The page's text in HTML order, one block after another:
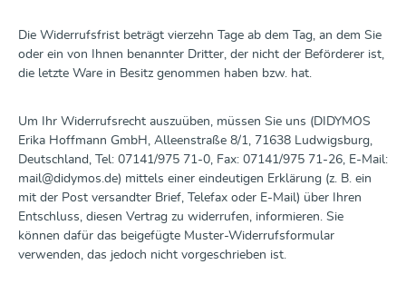
Die Widerrufsfrist beträgt vierzehn Tage ab dem Tag, an dem Sie
oder ein von Ihnen benannter Dritter, der nicht der Beförderer ist,
die letzte Ware in Besitz genommen haben bzw. hat.
Um Ihr Widerrufsrecht auszuüben, müssen Sie uns (DIDYMOS
Erika Hoffmann GmbH, Alleenstraße 8/1, 71638 Ludwigsburg,
Deutschland, Tel: 07141/975 71-0, Fax: 07141/975 71-26, E-Mail:
mail@didymos.de) mittels einer eindeutigen Erklärung (z. B. ein
mit der Post versandter Brief, Telefax oder E-Mail) über Ihren
Entschluss, diesen Vertrag zu widerrufen, informieren. Sie
können dafür das beigefügte Muster-Widerrufsformular
verwenden, das jedoch nicht vorgeschrieben ist.